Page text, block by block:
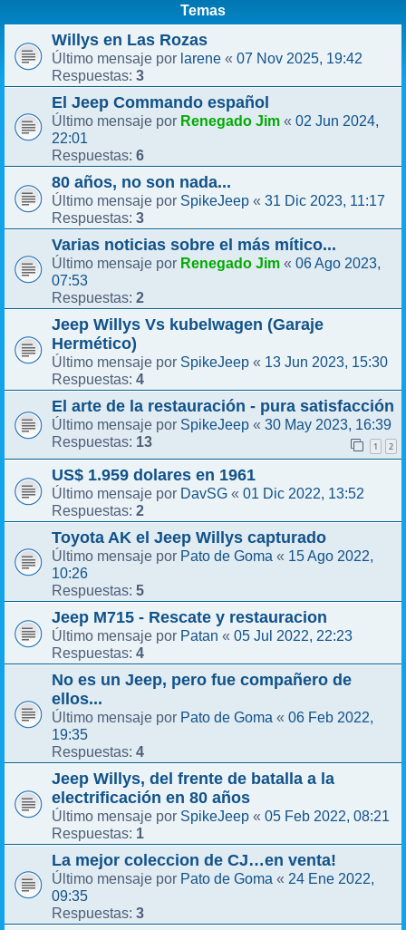
Temas
Willys en Las Rozas
Último mensaje por larene « 07 Nov 2025, 19:42
Respuestas: 3
El Jeep Commando español
Último mensaje por Renegado Jim « 02 Jun 2024,
22:01
Respuestas: 6
80 años, no son nada...
Último mensaje por SpikeJeep « 31 Dic 2023, 11:17
Respuestas: 3
Varias noticias sobre el más mítico...
Último mensaje por Renegado Jim « 06 Ago 2023,
07:53
Respuestas: 2
Jeep Willys Vs kubelwagen (Garaje
Hermético)
Último mensaje por SpikeJeep « 13 Jun 2023, 15:30
Respuestas: 4
El arte de la restauración - pura satisfacción
Último mensaje por SpikeJeep « 30 May 2023, 16:39
Respuestas: 13 1 2
US$ 1.959 dolares en 1961
Último mensaje por DavSG « 01 Dic 2022, 13:52
Respuestas: 2
Toyota AK el Jeep Willys capturado
Último mensaje por Pato de Goma « 15 Ago 2022,
10:26
Respuestas: 5
Jeep M715 - Rescate y restauracion
Último mensaje por Patan « 05 Jul 2022, 22:23
Respuestas: 4
No es un Jeep, pero fue compañero de
ellos...
Último mensaje por Pato de Goma « 06 Feb 2022,
19:35
Respuestas: 4
Jeep Willys, del frente de batalla a la
electrificación en 80 años
Último mensaje por SpikeJeep « 05 Feb 2022, 08:21
Respuestas: 1
La mejor coleccion de CJ…en venta!
Último mensaje por Pato de Goma « 24 Ene 2022,
09:35
Respuestas: 3